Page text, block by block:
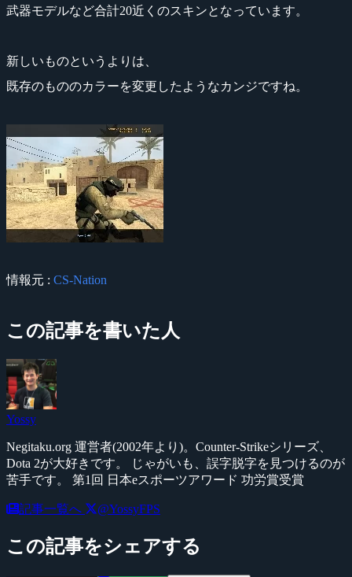
武器モデルなど合計20近くのスキンとなっています。
新しいものというよりは、
既存のもののカラーを変更したようなカンジですね。
情報元 : CS-Nation
この記事を書いた人
Yossy
Negitaku.org 運営者(2002年より)。Counter-Strikeシリーズ、
Dota 2が大好きです。 じゃがいも、誤字脱字を見つけるのが
苦手です。 第1回 日本eスポーツアワード 功労賞受賞
記事一覧へ @YossyFPS
この記事をシェアする